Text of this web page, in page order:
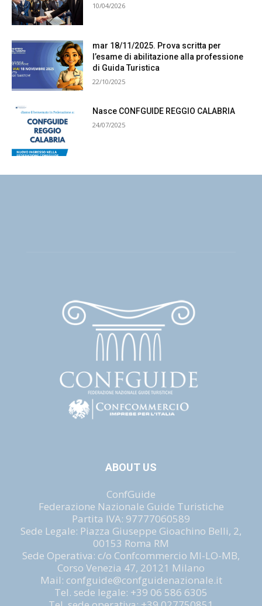
10/04/2026
mar 18/11/2025. Prova scritta per
l’esame di abilitazione alla professione
di Guida Turistica
22/10/2025
Nasce CONFGUIDE REGGIO CALABRIA
24/07/2025
ABOUT US
ConfGuide
Federazione Nazionale Guide Turistiche
Partita IVA: 97777060589
Sede Legale: Piazza Giuseppe Gioachino Belli, 2,
00153 Roma RM
Sede Operativa: c/o Confcommercio MI-LO-MB,
Corso Venezia 47, 20121 Milano
Mail: confguide@confguidenazionale.it
Tel. sede legale: +39 06 586 6305